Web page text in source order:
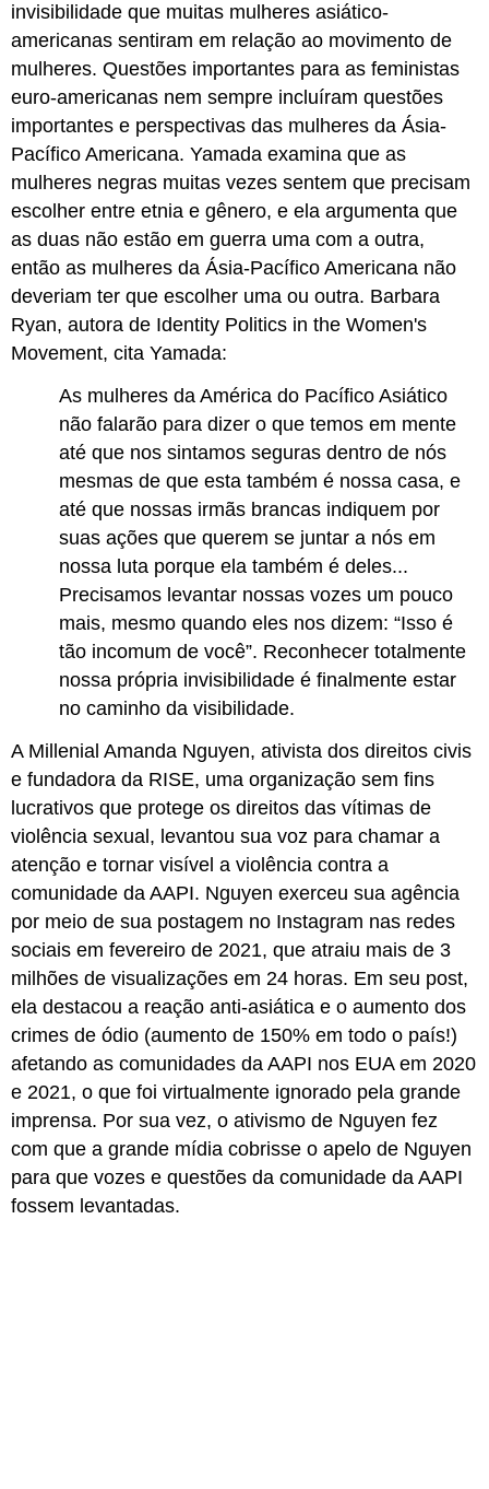
invisibilidade que muitas mulheres asiático-
americanas sentiram em relação ao movimento de
mulheres. Questões importantes para as feministas
euro-americanas nem sempre incluíram questões
importantes e perspectivas das mulheres da Ásia-
Pacífico Americana. Yamada examina que as
mulheres negras muitas vezes sentem que precisam
escolher entre etnia e gênero, e ela argumenta que
as duas não estão em guerra uma com a outra,
então as mulheres da Ásia-Pacífico Americana não
deveriam ter que escolher uma ou outra. Barbara
Ryan, autora de Identity Politics in the Women's
Movement, cita Yamada:
As mulheres da América do Pacífico Asiático
não falarão para dizer o que temos em mente
até que nos sintamos seguras dentro de nós
mesmas de que esta também é nossa casa, e
até que nossas irmãs brancas indiquem por
suas ações que querem se juntar a nós em
nossa luta porque ela também é deles...
Precisamos levantar nossas vozes um pouco
mais, mesmo quando eles nos dizem: “Isso é
tão incomum de você”. Reconhecer totalmente
nossa própria invisibilidade é finalmente estar
no caminho da visibilidade.
A Millenial Amanda Nguyen, ativista dos direitos civis
e fundadora da RISE, uma organização sem fins
lucrativos que protege os direitos das vítimas de
violência sexual, levantou sua voz para chamar a
atenção e tornar visível a violência contra a
comunidade da AAPI. Nguyen exerceu sua agência
por meio de sua postagem no Instagram nas redes
sociais em fevereiro de 2021, que atraiu mais de 3
milhões de visualizações em 24 horas. Em seu post,
ela destacou a reação anti-asiática e o aumento dos
crimes de ódio (aumento de 150% em todo o país!)
afetando as comunidades da AAPI nos EUA em 2020
e 2021, o que foi virtualmente ignorado pela grande
imprensa. Por sua vez, o ativismo de Nguyen fez
com que a grande mídia cobrisse o apelo de Nguyen
para que vozes e questões da comunidade da AAPI
fossem levantadas.